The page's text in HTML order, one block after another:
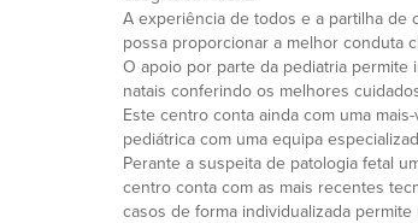
A experiência de todos e a partilha de
possa proporcionar a melhor conduta
O apoio por parte da pediatria permite
natais conferindo os melhores
Este centro conta ainda com uma
pediátrica com uma equipa
Perante a suspeita de patologia fetal
centro conta com as mais recentes
casos de forma individualizada